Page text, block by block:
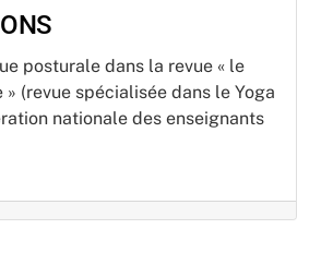
posturale dans la revue « le
» (revue spécialisée dans le Yoga
nationale des enseignants